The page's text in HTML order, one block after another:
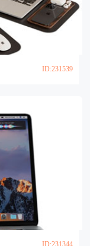
ID:231539